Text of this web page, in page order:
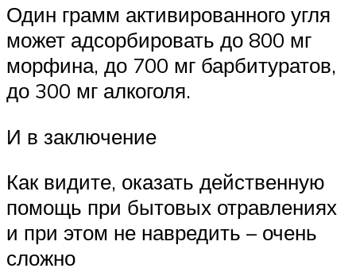
Один грамм активированного угля
может адсорбировать до 800 мг
морфина, до 700 мг барбитуратов,
до 300 мг алкоголя.
И в заключение
Как видите, оказать действенную
помощь при бытовых отравлениях
и при этом не навредить – очень
сложно